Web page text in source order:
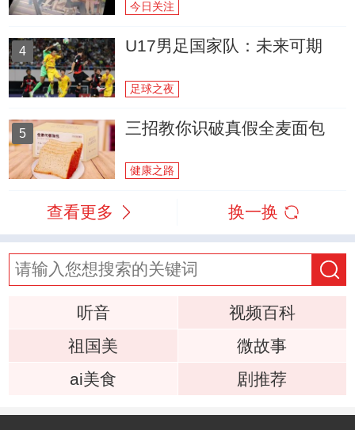
今日关注
4 U17男足国家队：未来可期
足球之夜
5 三招教你识破真假全麦面包
健康之路
查看更多 换一换
听音
视频百科
祖国美
微故事
ai美食
剧推荐